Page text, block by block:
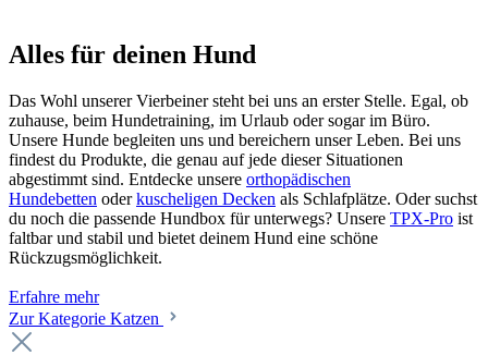
Alles für deinen Hund
Das Wohl unserer Vierbeiner steht bei uns an erster Stelle. Egal, ob
zuhause, beim Hundetraining, im Urlaub oder sogar im Büro.
Unsere Hunde begleiten uns und bereichern unser Leben. Bei uns
findest du Produkte, die genau auf jede dieser Situationen
abgestimmt sind. Entdecke unsere orthopädischen
Hundebetten oderkuscheligen Decken als Schlafplätze. Oder suchst
du noch die passende Hundbox für unterwegs? Unsere TPX-Pro ist
faltbar und stabil und bietet deinem Hund eine schöne
Rückzugsmöglichkeit.
Erfahre mehr
Zur Kategorie Katzen